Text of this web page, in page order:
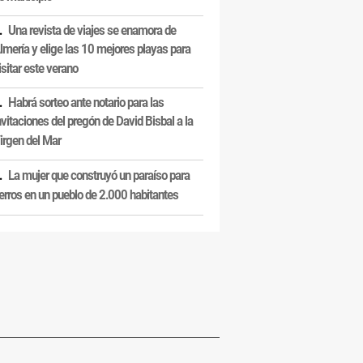
Una revista de viajes se enamora de
y elige las 10 mejores playas para
este verano
Habrá sorteo ante notario para las
del pregón de David Bisbal a la
del Mar
La mujer que construyó un paraíso para
en un pueblo de 2.000 habitantes